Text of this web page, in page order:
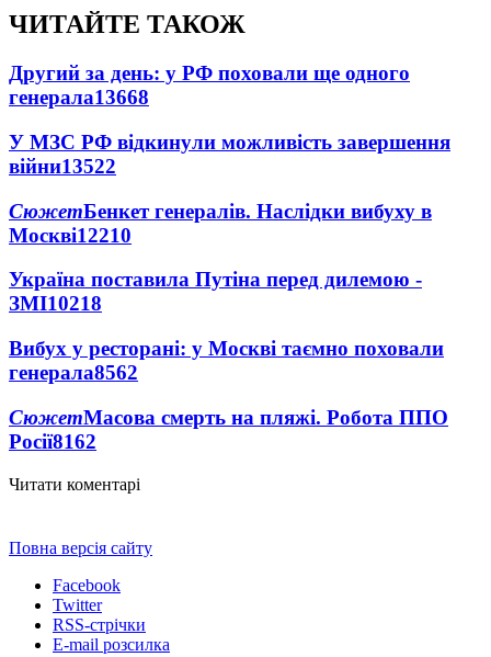
ЧИТАЙТЕ ТАКОЖ
Другий за день: у РФ поховали ще одного
генерала13668
У МЗС РФ відкинули можливість завершення
війни13522
СюжетБенкет генералів. Наслідки вибуху в
Москві12210
Україна поставила Путіна перед дилемою -
ЗМІ10218
Вибух у ресторані: у Москві таємно поховали
генерала8562
СюжетМасова смерть на пляжі. Робота ППО
Росії8162
Читати коментарі
Повна версія сайту
Facebook
Twitter
RSS-стрічки
E-mail розсилка